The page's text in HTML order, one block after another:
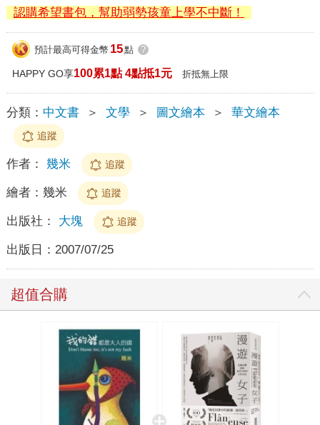
認購希望書包，幫助弱勢孩童上學不中斷！
預計最高可得金幣 15點 ?
HAPPY GO享100累1點 4點抵1元 折抵無上限
分類： 中文書 ＞ 文學 ＞ 圖文繪本 ＞ 華文繪本
追蹤
作者： 幾米 追蹤
繪者： 幾米 追蹤
出版社： 大塊 追蹤
出版日： 2007/07/25
超值合購